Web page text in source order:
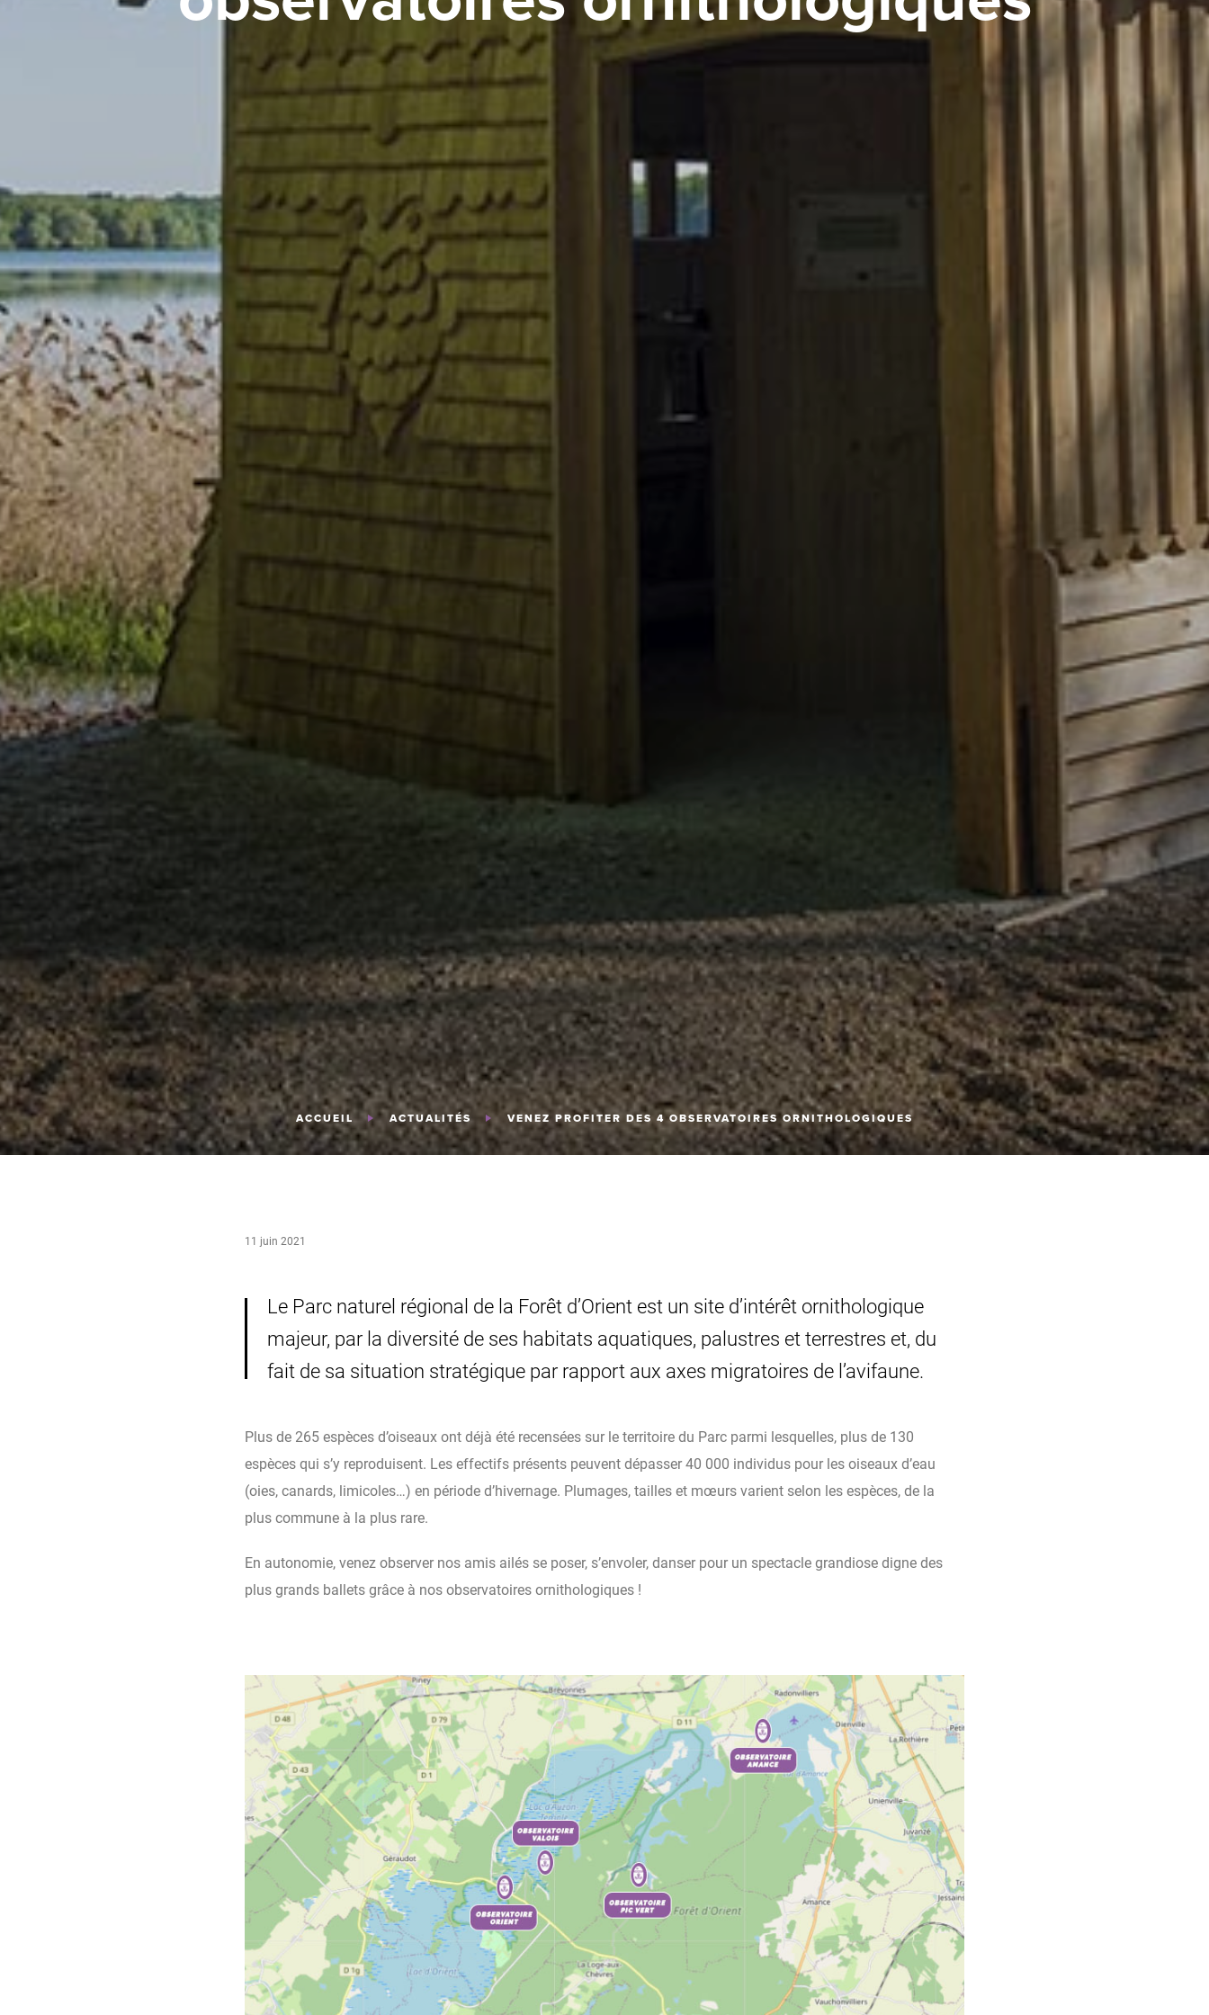
ACCUEIL ACTUALITÉS VENEZ PROFITER DES 4 OBSERVATOIRES ORNITHOLOGIQUES
11 juin 2021
Le Parc naturel régional de la Forêt d’Orient est un site d’intérêt ornithologique
majeur, par la diversité de ses habitats aquatiques, palustres et terrestres et, du
fait de sa situation stratégique par rapport aux axes migratoires de l’avifaune.
Plus de 265 espèces d’oiseaux ont déjà été recensées sur le territoire du Parc parmi lesquelles, plus de 130
espèces qui s’y reproduisent. Les effectifs présents peuvent dépasser 40 000 individus pour les oiseaux d’eau
(oies, canards, limicoles…) en période d’hivernage. Plumages, tailles et mœurs varient selon les espèces, de la
plus commune à la plus rare.
En autonomie, venez observer nos amis ailés se poser, s’envoler, danser pour un spectacle grandiose digne des
plus grands ballets grâce à nos observatoires ornithologiques !